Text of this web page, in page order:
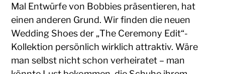
Mal Entwürfe von Bobbies präsentieren, hat
einen anderen Grund. Wir finden die neuen
Wedding Shoes der „The Ceremony Edit“-
Kollektion persönlich wirklich attraktiv. Wäre
man selbst nicht schon verheiratet – man